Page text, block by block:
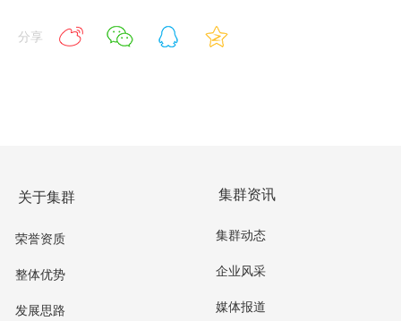
分享
关于集群
荣誉资质
整体优势
发展思路
集群资讯
集群动态
企业风采
媒体报道